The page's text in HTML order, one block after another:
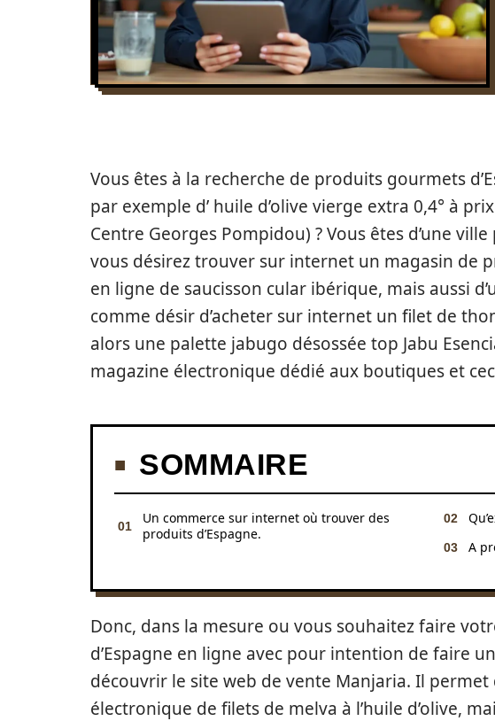
Vous êtes à la recherche de produits gourmets
par exemple d’ huile d’olive vierge extra 0,4° à
Centre Georges Pompidou) ? Vous êtes d’une
vous désirez trouver sur internet un magasin de
en ligne de saucisson cular ibérique, mais aussi
comme désir d’acheter sur internet un filet de
alors une palette jabugo désossée top Jabu
magazine électronique dédié aux boutiques et
SOMMAIRE
Un commerce sur internet où trouver des
produits d’Espagne.
A
Donc, dans la mesure ou vous souhaitez faire
d’Espagne en ligne avec pour intention de faire
découvrir le site web de vente Manjaria. Il
électronique de filets de melva à l’huile d’olive,